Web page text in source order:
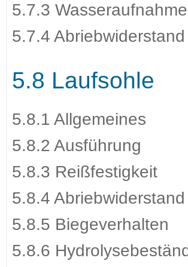
5.7.3
5.7.4 Abriebwiderstand
5.8 Laufsohle
5.8.1 Allgemeines
5.8.2 Ausführung
5.8.3 Reißfestigkeit
5.8.4 Abriebwiderstand
5.8.5 Biegeverhalten
5.8.6